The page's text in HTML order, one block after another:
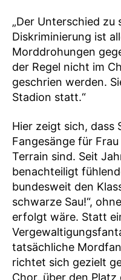
„Der Unterschied zu
Diskriminierung ist
Morddrohungen
der Regel nicht im
geschrien werden.
Stadion statt.“
Hier zeigt sich, dass
Fangesänge für
Terrain sind. Seit
benachteiligt
bundesweit den
schwarze Sau!“,
erfolgt wäre. Statt
tatsächliche
richtet sich gezielt
Chor, über den